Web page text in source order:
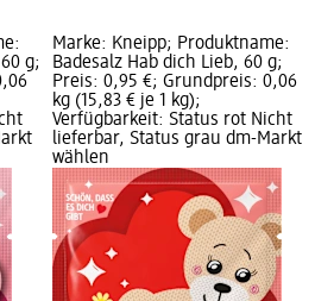
g;
Marke: Kneipp; Produktname:
Badesalz Hab dich Lieb, 60 g;
Preis: 0,95 €; Grundpreis: 0,06
kg (15,83 € je 1 kg);
Verfügbarkeit: Status rot Nicht
lieferbar, Status grau dm-Markt
wählen